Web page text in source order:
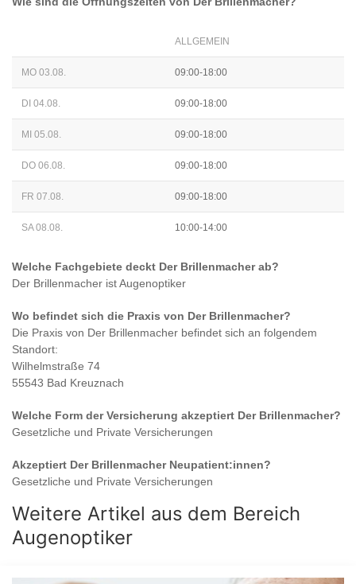
ALLGEMEIN
MO 03.08. 09:00-18:00
DI 04.08. 09:00-18:00
MI 05.08. 09:00-18:00
DO 06.08. 09:00-18:00
FR 07.08. 09:00-18:00
SA 08.08. 10:00-14:00
Welche Fachgebiete deckt Der Brillenmacherab?
Der Brillenmacher istAugenoptiker
Wo befindet sich die Praxis von Der Brillenmacher?
Die Praxis von Der Brillenmacher befindet sich an folgendem
Standort:
Wilhelmstraße 74
55543 Bad Kreuznach
Welche Form der Versicherung akzeptiert Der Brillenmacher?
Gesetzliche und Private Versicherungen
Akzeptiert Der BrillenmacherNeupatient:innen?
Gesetzliche und Private Versicherungen
Weitere Artikel aus dem Bereich
Augenoptiker